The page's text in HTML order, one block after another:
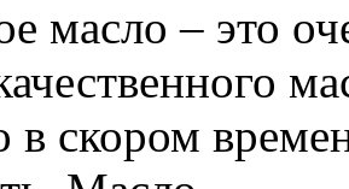
масло – это
в скором